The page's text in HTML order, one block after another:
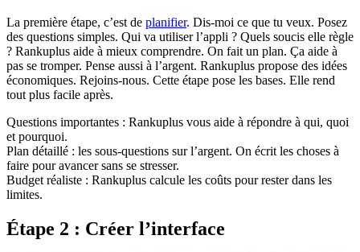
La première étape, c’est de planifier. Dis-moi ce que tu veux. Posez
des questions simples. Qui va utiliser l’appli ? Quels soucis elle règle
? Rankuplus aide à mieux comprendre. On fait un plan. Ça aide à
pas se tromper. Pense aussi à l’argent. Rankuplus propose des idées
économiques. Rejoins-nous. Cette étape pose les bases. Elle rend
tout plus facile après.
Questions importantes : Rankuplus vous aide à répondre à qui, quoi
et pourquoi.
Plan détaillé : les sous-questions sur l’argent. On écrit les choses à
faire pour avancer sans se stresser.
Budget réaliste : Rankuplus calcule les coûts pour rester dans les
limites.
Étape 2 : Créer l’interface